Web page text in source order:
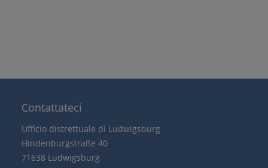
Contattateci
Ufficio distrettuale di Ludwigsburg
Hindenburgstraße 40
71638 Ludwigsburg